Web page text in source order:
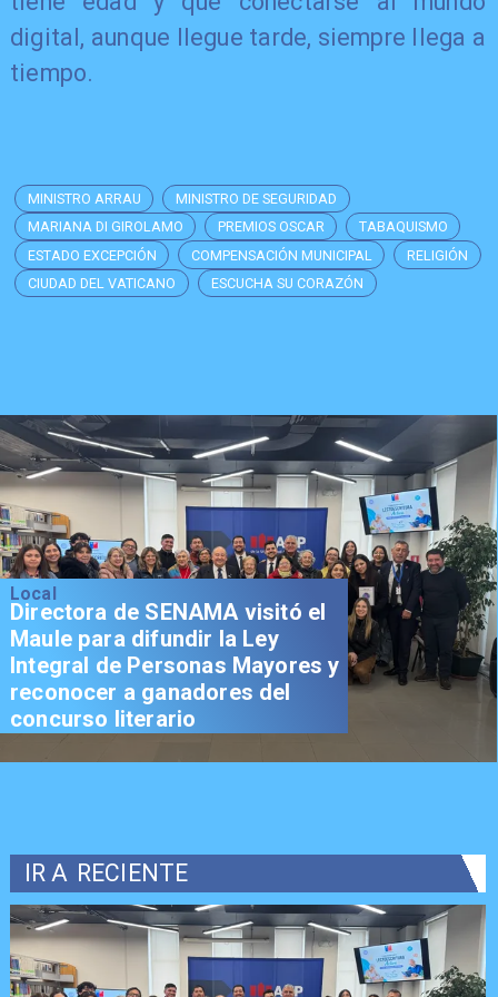
digital, aunque llegue tarde, siempre llega a
tiempo.
MINISTRO ARRAU
MINISTRO DE SEGURIDAD
MARIANA DI GIROLAMO
PREMIOS OSCAR
TABAQUISMO
ESTADO EXCEPCIÓN
COMPENSACIÓN MUNICIPAL
RELIGIÓN
CIUDAD DEL VATICANO
ESCUCHA SU CORAZÓN
Local
Directora de SENAMA visitó el
Maule para difundir la Ley
Integral de Personas Mayores y
reconocer a ganadores del
concurso literario
IR A RECIENTE